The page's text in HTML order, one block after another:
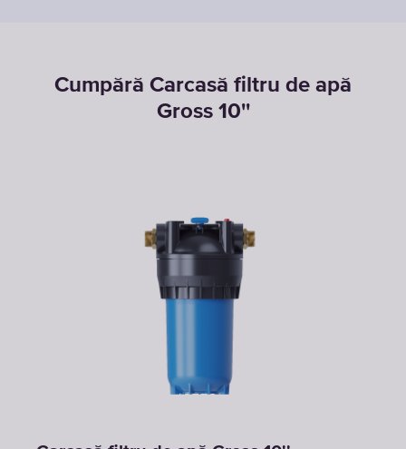
Cumpără Carcasă filtru de apă
Gross 10''